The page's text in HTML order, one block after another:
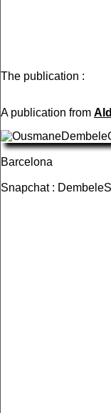
The publication :
A publication from
Barcelona
Snapchat :